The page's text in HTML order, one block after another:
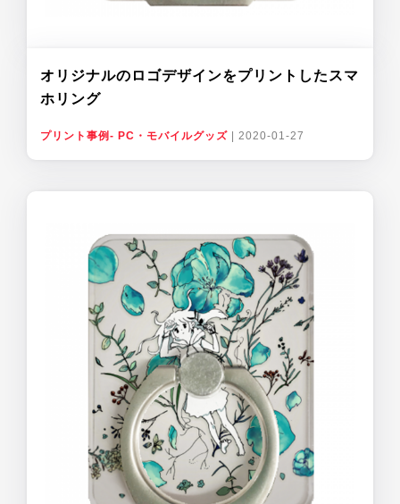
オリジナルのロゴデザインをプリントしたスマ
ホリング
プリント事例- PC・モバイルグッズ 2020-01-27